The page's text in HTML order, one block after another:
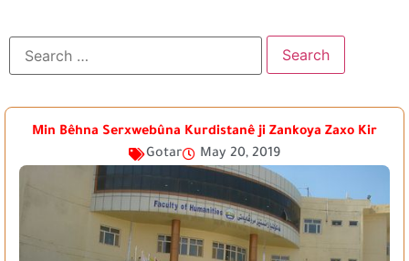
Min Bêhna Serxwebûna Kurdistanê ji Zankoya Zaxo Kir
Gotar
May 20, 2019